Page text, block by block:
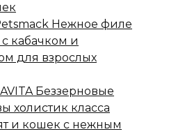
Нежное филе
кабачком и
для взрослых
Беззерновые
холистик класса
и кошек с нежным